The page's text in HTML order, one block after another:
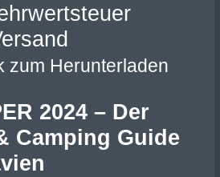
zum Herunterladen
2024 – Der
Camping Guide